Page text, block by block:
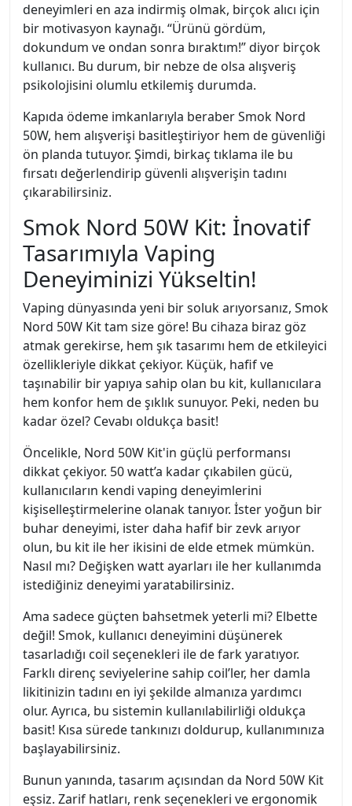
deneyimleri en aza indirmiş olmak, birçok alıcı için
bir motivasyon kaynağı. “Ürünü gördüm,
dokundum ve ondan sonra bıraktım!” diyor birçok
kullanıcı. Bu durum, bir nebze de olsa alışveriş
psikolojisini olumlu etkilemiş durumda.
Kapıda ödeme imkanlarıyla beraber Smok Nord
50W, hem alışverişi basitleştiriyor hem de güvenliği
ön planda tutuyor. Şimdi, birkaç tıklama ile bu
fırsatı değerlendirip güvenli alışverişin tadını
çıkarabilirsiniz.
Smok Nord 50W Kit: İnovatif
Tasarımıyla Vaping
Deneyiminizi Yükseltin!
Vaping dünyasında yeni bir soluk arıyorsanız, Smok
Nord 50W Kit tam size göre! Bu cihaza biraz göz
atmak gerekirse, hem şık tasarımı hem de etkileyici
özellikleriyle dikkat çekiyor. Küçük, hafif ve
taşınabilir bir yapıya sahip olan bu kit, kullanıcılara
hem konfor hem de şıklık sunuyor. Peki, neden bu
kadar özel? Cevabı oldukça basit!
Öncelikle, Nord 50W Kit'in güçlü performansı
dikkat çekiyor. 50 watt’a kadar çıkabilen gücü,
kullanıcıların kendi vaping deneyimlerini
kişiselleştirmelerine olanak tanıyor. İster yoğun bir
buhar deneyimi, ister daha hafif bir zevk arıyor
olun, bu kit ile her ikisini de elde etmek mümkün.
Nasıl mı? Değişken watt ayarları ile her kullanımda
istediğiniz deneyimi yaratabilirsiniz.
Ama sadece güçten bahsetmek yeterli mi? Elbette
değil! Smok, kullanıcı deneyimini düşünerek
tasarladığı coil seçenekleri ile de fark yaratıyor.
Farklı direnç seviyelerine sahip coil’ler, her damla
likitinizin tadını en iyi şekilde almanıza yardımcı
olur. Ayrıca, bu sistemin kullanılabilirliği oldukça
basit! Kısa sürede tankınızı doldurup, kullanımınıza
başlayabilirsiniz.
Bunun yanında, tasarım açısından da Nord 50W Kit
eşsiz. Zarif hatları, renk seçenekleri ve ergonomik